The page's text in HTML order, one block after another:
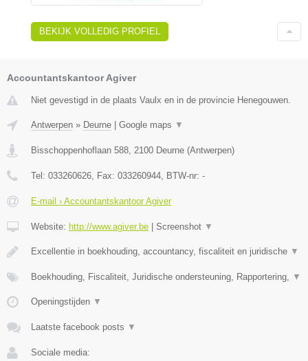
BEKIJK VOLLEDIG PROFIEL
Accountantskantoor Agiver
Niet gevestigd in de plaats Vaulx en in de provincie Henegouwen.
Antwerpen » Deurne Google maps ▼
Bisschoppenhoflaan 588, 2100 Deurne (Antwerpen)
Tel: 033260626, Fax: 033260944, BTW-nr: -
E-mail › Accountantskantoor Agiver
Website: http://www.agiver.be Screenshot ▼
Excellentie in boekhouding, accountancy, fiscaliteit en juridische ▼
Boekhouding, Fiscaliteit, Juridische ondersteuning, Rapportering, ▼
Openingstijden ▼
Laatste facebook posts ▼
Sociale media: